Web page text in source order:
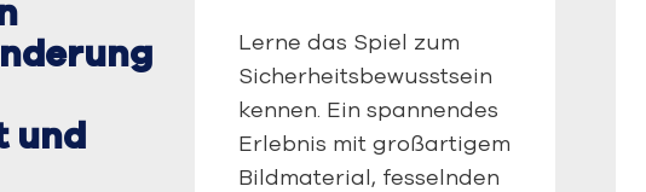
und
Lerne das Spiel zum
Sicherheitsbewusstsein
kennen. Ein spannendes
Erlebnis mit großartigem
Bildmaterial, fesselnden